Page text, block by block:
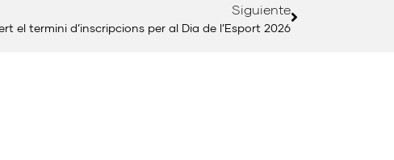
Siguiente
el termini d’inscripcions per al Dia de l’Esport 2026